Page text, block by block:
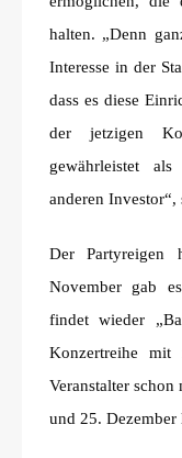
halten. „Denn
Interesse in der
dass es diese
der jetzigen
gewährleistet
anderen
Der Partyreigen
November gab
findet wieder
Konzertreihe mit
Veranstalter
und 25.